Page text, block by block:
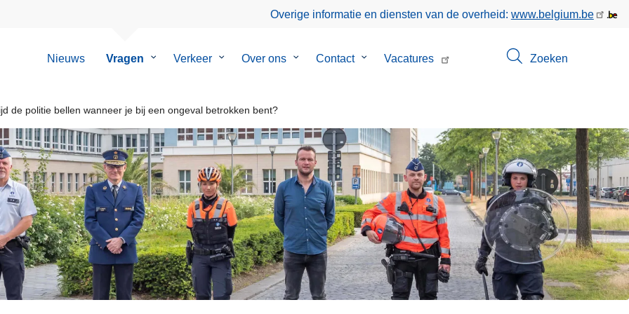
Overige informatie en diensten van de overheid: www.belgium.be
Nieuws Vragen
Submenu
Verkeer SubmenuOver ons Submenu
Contact SubmenuVacatures Zoeken
de politie bellen wanneer je bij een ongeval betrokken bent?